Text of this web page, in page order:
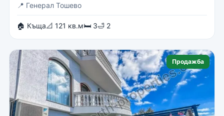
📍 Генерал Тошево
🏠 Къща📐 121 кв.м🛏 3🛁 2
Продажба